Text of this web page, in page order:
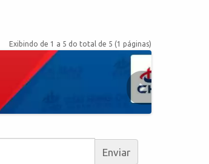
Exibindo de 1 a 5 do total de 5 (1 páginas)
Enviar